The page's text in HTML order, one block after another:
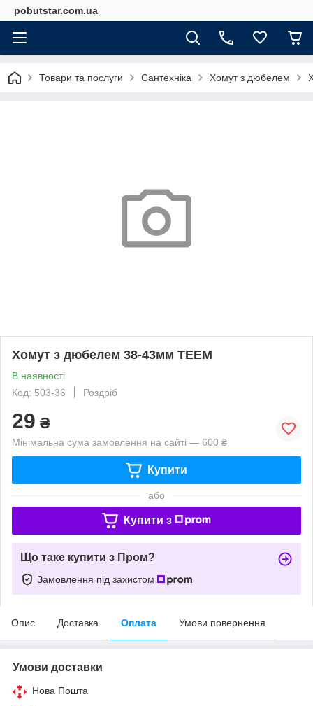
pobutstar.com.ua
Товари та послуги Сантехніка Хомут з дюбелем
Хомут з дюбелем 38-43мм TEEM
В наявності
Код: 503-36
Роздріб
29 ₴
Мінімальна сума замовлення на сайті — 600 ₴
Купити
або
Купити з
Що таке купити з Пром?
Замовлення під захистом
Опис Доставка Оплата Умови повернення
Умови доставки
Нова Пошта